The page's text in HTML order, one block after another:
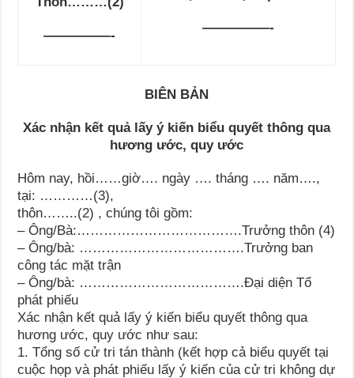
—————-
—————-
BIÊN BẢN
Xác nhận kết quả lấy ý kiến biểu quyết thông qua
hương ước, quy ước
Hôm nay, hồi……giờ…. ngày …. tháng …. năm….,
tại: …………(3),
thôn……..(2) , chúng tôi gồm:
– Ông/Bà:……………………………….Trưởng thôn (4)
– Ông/bà: ……………………………….Trưởng ban
công tác mặt trận
– Ông/bà: ……………………………….Đại diện Tổ
phát phiếu
Xác nhận kết quả lấy ý kiến biểu quyết thông qua
hương ước, quy ước như sau:
1. Tổng số cử tri tán thành (kết hợp cả biểu quyết tại
cuộc họp và phát phiếu lấy ý kiến của cử tri không dự